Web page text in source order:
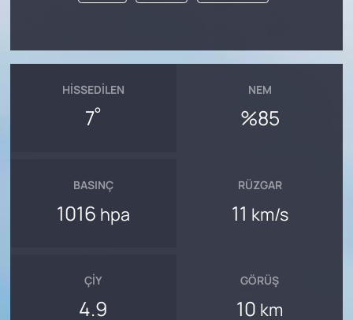
HISSEDILEN
7°
NEM
%85
BASINÇ
1016 hpa
RÜZGAR
11 km/s
ÇIY
4.9
GÖRÜŞ
10 km